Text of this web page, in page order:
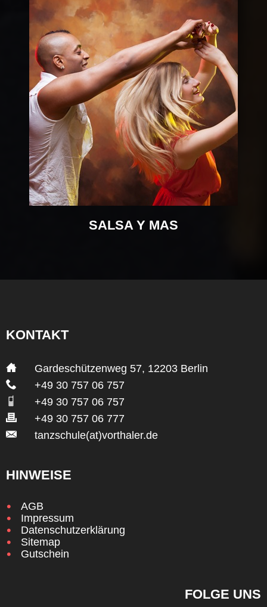
SALSA Y MAS
KONTAKT
Gardeschützenweg 57, 12203 Berlin
+49 30 757 06 757
+49 30 757 06 757
+49 30 757 06 777
tanzschule(at)vorthaler.de
HINWEISE
AGB
Impressum
Datenschutzerklärung
Sitemap
Gutschein
FOLGE UNS